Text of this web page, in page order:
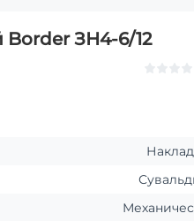
ЗН4-6/12